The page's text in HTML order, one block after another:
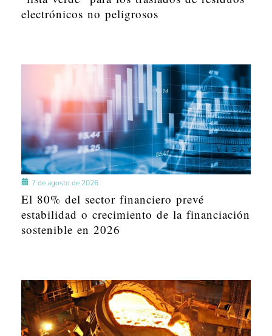
electrónicos no peligrosos
7 de agosto de 2026
El 80% del sector financiero prevé
estabilidad o crecimiento de la financiación
sostenible en 2026